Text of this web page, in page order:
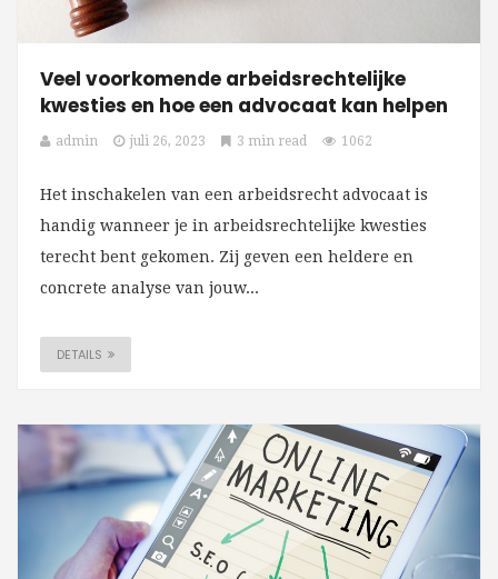
Veel voorkomende arbeidsrechtelijke
kwesties en hoe een advocaat kan helpen
admin juli 26, 2023 3 min read 1062
Het inschakelen van een arbeidsrecht advocaat is
handig wanneer je in arbeidsrechtelijke kwesties
terecht bent gekomen. Zij geven een heldere en
concrete analyse van jouw...
DETAILS